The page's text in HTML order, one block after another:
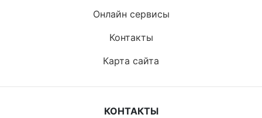
Онлайн сервисы
Контакты
Карта сайта
КОНТАКТЫ